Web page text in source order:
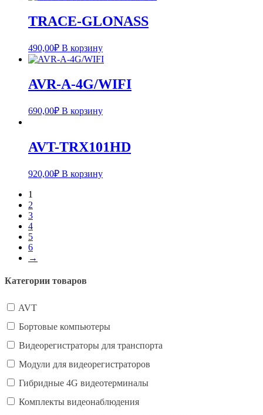
TRACE-GLONASS
490,00₽ В корзину
AVR-A-4G/WIFI
690,00₽ В корзину
AVT-TRX101HD
920,00₽ В корзину
1
2
3
4
5
6
→
Категории товаров
AVT
Бортовые компьютеры
Видеорегистраторы для транспорта
Модули для видеорегистраторов
Гибридные 4G видеотерминалы
Комплекты видеонаблюдения